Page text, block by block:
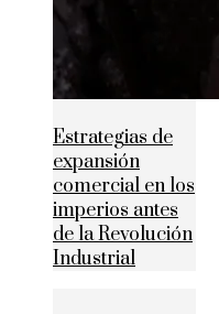
Estrategias de
expansión
comercial en los
imperios antes
de la Revolución
Industrial